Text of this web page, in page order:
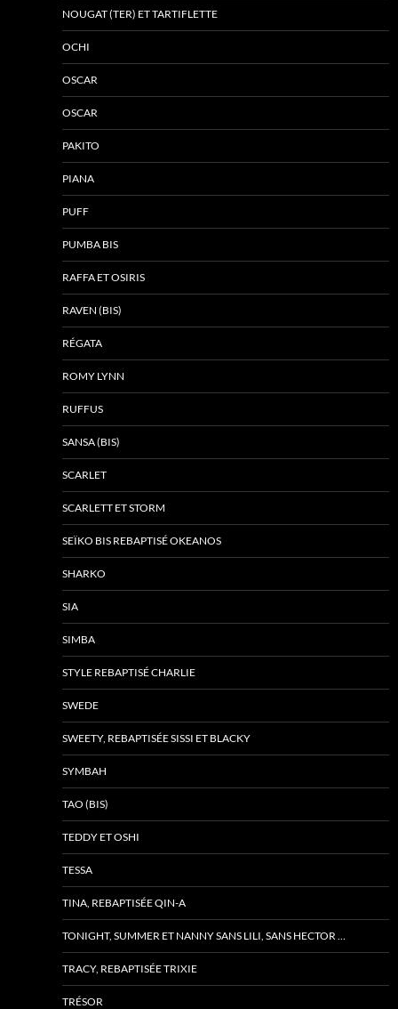
NOUGAT (TER) ET TARTIFLETTE
OCHI
OSCAR
OSCAR
PAKITO
PIANA
PUFF
PUMBA BIS
RAFFA ET OSIRIS
RAVEN (BIS)
RÉGATA
ROMY LYNN
RUFFUS
SANSA (BIS)
SCARLET
SCARLETT ET STORM
SEÏKO BIS REBAPTISÉ OKEANOS
SHARKO
SIA
SIMBA
STYLE REBAPTISÉ CHARLIE
SWEDE
SWEETY, REBAPTISÉE SISSI ET BLACKY
SYMBAH
TAO (BIS)
TEDDY ET OSHI
TESSA
TINA, REBAPTISÉE QIN-A
TONIGHT, SUMMER ET NANNY SANS LILI, SANS HECTOR …
TRACY, REBAPTISÉE TRIXIE
TRÉSOR